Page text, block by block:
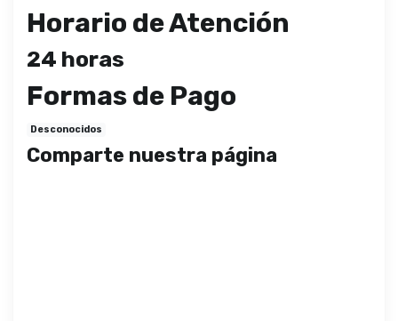
Horario de Atención
24 horas
Formas de Pago
Desconocidos
Comparte nuestra página